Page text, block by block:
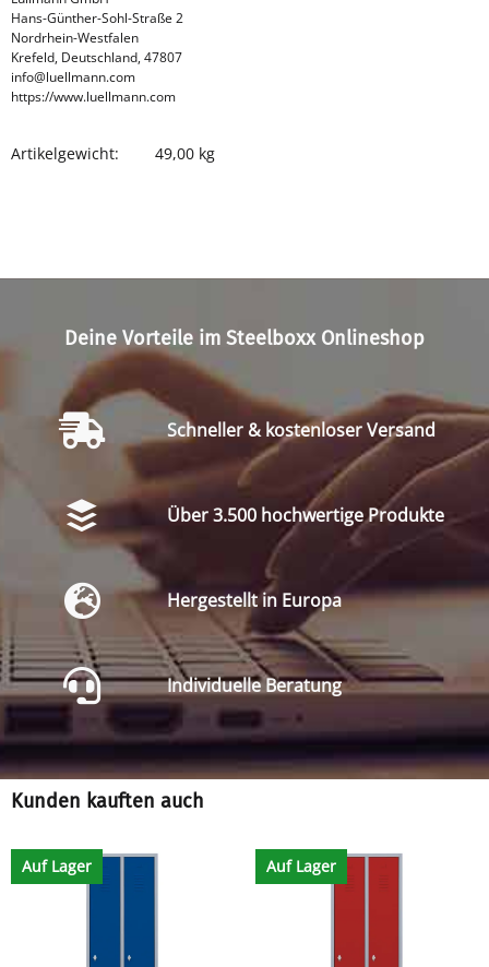
Hans-Günther-Sohl-Straße 2
Nordrhein-Westfalen
Krefeld, Deutschland, 47807
info@luellmann.com
https://www.luellmann.com
Produkteigenschaft
Wert
Artikelgewicht: 49,00 kg
Deine Vorteile im Steelboxx Onlineshop
Schneller & kostenloser Versand
Über 3.500 hochwertige Produkte
Hergestellt in Europa
Individuelle Beratung
Kunden kauften auch
Auf Lager Auf Lager